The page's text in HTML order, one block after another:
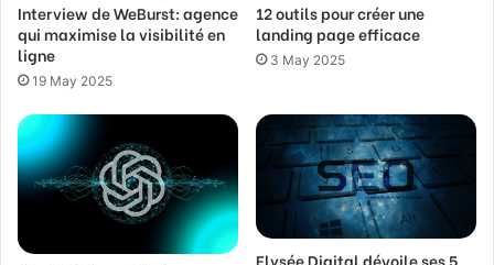
r
e
s
s
Interview de WeBurst: agence
qui maximise la visibilité en
ligne
19 May 2025
12 outils pour créer une
landing page efficace
3 May 2025
Elysée Digital dévoile ses 5